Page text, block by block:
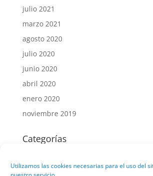
Utilizamos las cookies necesarias para el uso del
julio 2021
marzo 2021
agosto 2020
julio 2020
junio 2020
abril 2020
enero 2020
noviembre 2019
Categorías